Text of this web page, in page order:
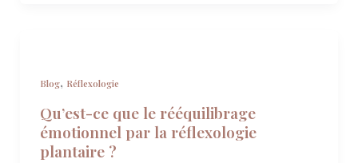
Blog, Réflexologie
Qu’est-ce que le rééquilibrage
émotionnel par la réflexologie
plantaire ?